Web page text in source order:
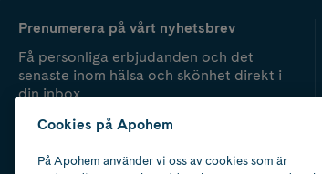
Prenumerera på vårt nyhetsbrev
Få personliga erbjudanden och det
senaste inom hälsa och skönhet direkt i
din inbox.
Cookies på Apohem
På Apohem använder vi oss av cookies som är